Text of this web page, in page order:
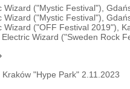
Wizard ("Mystic Festival"),
Wizard ("Mystic Festival"),
Wizard ("OFF Festival 2019"),
Wizard ("Sweden Rock
Kraków "Hype Park" 2.11.2023